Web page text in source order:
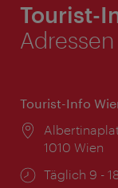
Tourist-
Tourist-Info
Ort:
1010 Wien
Täglich 9 -